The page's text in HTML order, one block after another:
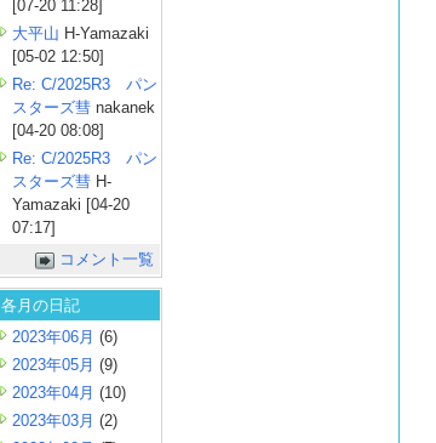
[07-20 11:28]
大平山 H-Yamazaki
[05-02 12:50]
Re: C/2025R3 パン
スターズ彗 nakanek
[04-20 08:08]
Re: C/2025R3 パン
スターズ彗 H-
Yamazaki [04-20
07:17]
コメント一覧
各月の日記
2023年06月 (6)
2023年05月 (9)
2023年04月 (10)
2023年03月 (2)